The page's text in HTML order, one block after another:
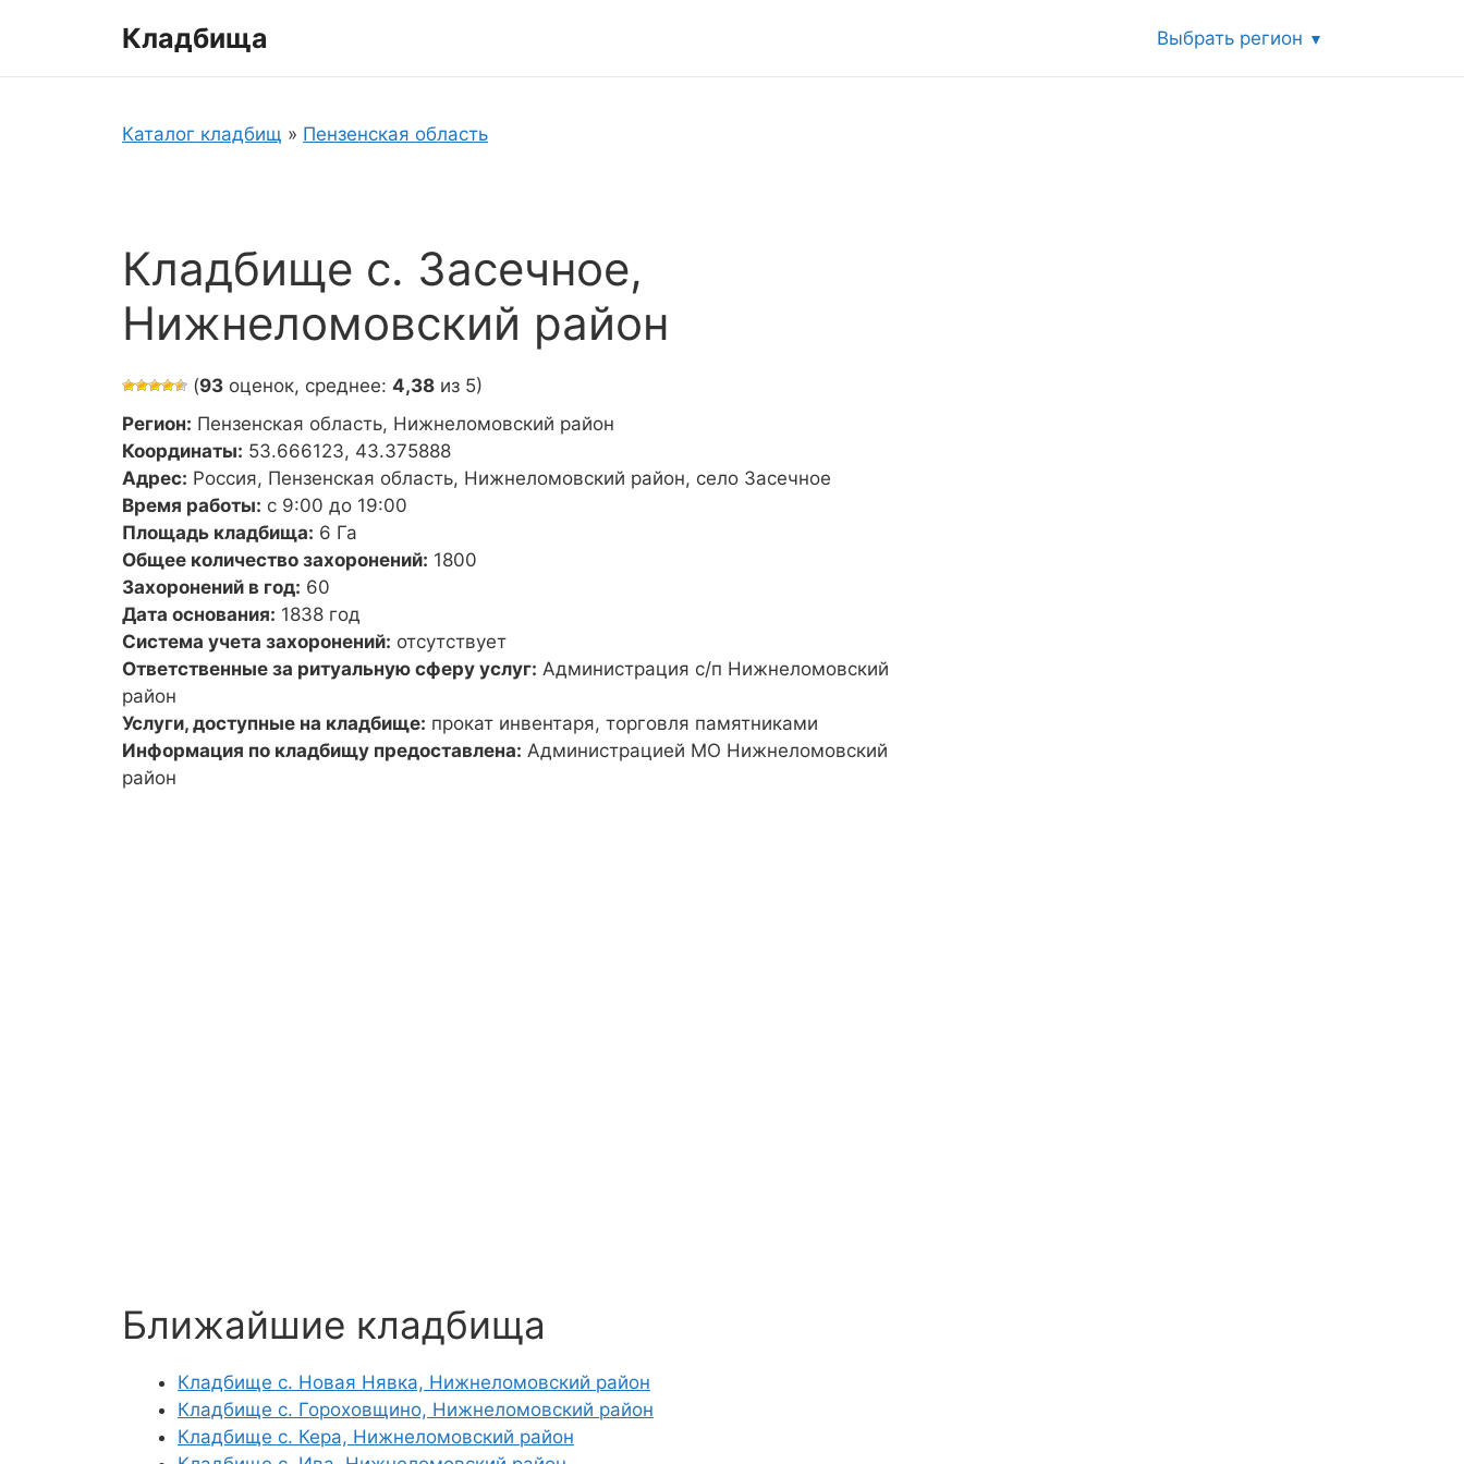
Кладбища Выбрать регион
Каталог кладбищ » Пензенская область
Кладбище с. Засечное,
Нижнеломовский район
(93 оценок, среднее: 4,38 из 5)
Регион: Пензенская область, Нижнеломовский район
Координаты: 53.666123, 43.375888
Адрес: Россия, Пензенская область, Нижнеломовский район, село Засечное
Время работы: с 9:00 до 19:00
Площадь кладбища: 6 Га
Общее количество захоронений: 1800
Захоронений в год: 60
Дата основания: 1838 год
Система учета захоронений: отсутствует
Ответственные за ритуальную сферу услуг: Администрация с/п Нижнеломовский
район
Услуги, доступные на кладбище: прокат инвентаря, торговля памятниками
Информация по кладбищу предоставлена: Администрацией МО Нижнеломовский
район
Ближайшие кладбища
Кладбище с. Новая Нявка, Нижнеломовский район
Кладбище с. Гороховщино, Нижнеломовский район
Кладбище с. Кера, Нижнеломовский район